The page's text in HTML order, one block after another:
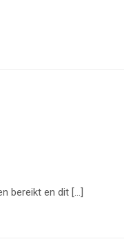
bereikt en dit […]